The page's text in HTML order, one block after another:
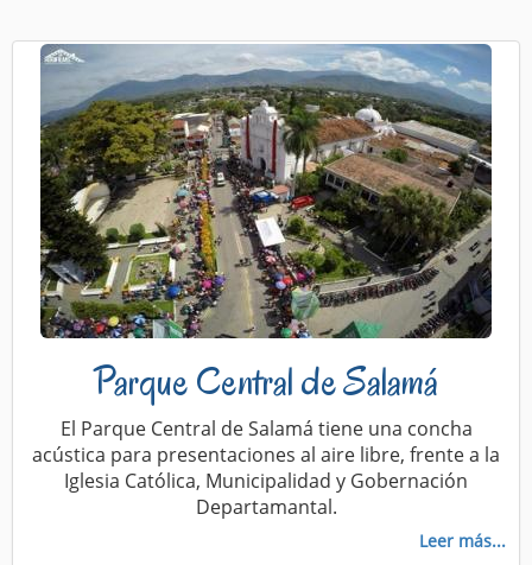
Parque Central de Salamá
El Parque Central de Salamá tiene una concha
acústica para presentaciones al aire libre, frente a la
Iglesia Católica, Municipalidad y Gobernación
Departamantal.
Leer más...